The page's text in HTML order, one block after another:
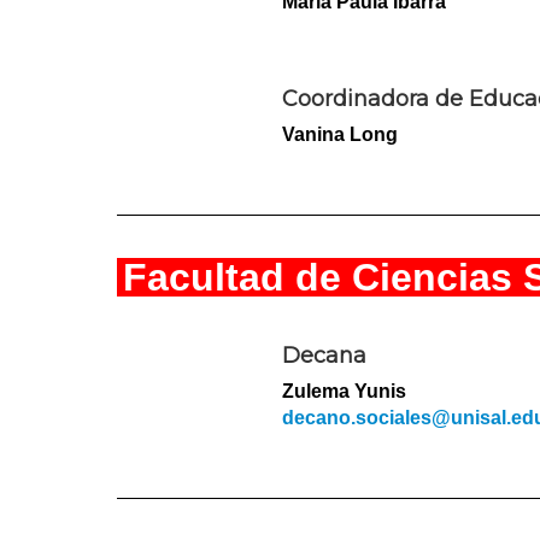
Coordinadora de
Vanina Long
Facultad de Ciencias
Decana
Zulema Yunis